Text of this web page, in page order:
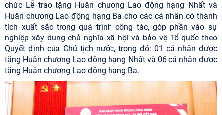
chức Lễ trao tặng Huân chương Lao động hạng Nhất và
Huân chương Lao động hạng Ba cho các cá nhân có thành
tích xuất sắc trong quá trình công tác, góp phần vào sự
nghiệp xây dựng chủ nghĩa xã hội và bảo vệ Tổ quốc theo
Quyết định của Chủ tịch nước, trong đó: 01 cá nhân được
tặng Huân chương Lao động hạng Nhất và 06 cá nhân được
tặng Huân chương Lao động hạng Ba.